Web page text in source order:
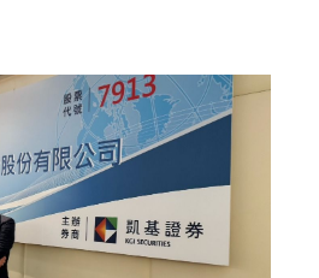
以來已上漲1170元，漲幅達